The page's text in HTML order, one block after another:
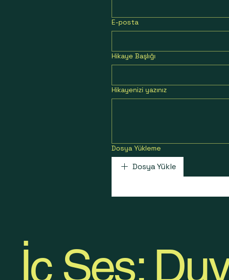
E-posta
Hikaye Başlığı
Hikayenizi yazınız
Dosya Yükleme
Dosya Yükle
İç Ses: